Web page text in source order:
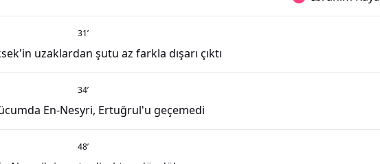
31’
uzaklardan şutu az farkla dışarı çıktı
34’
En-Nesyri, Ertuğrul'u geçemedi
48’